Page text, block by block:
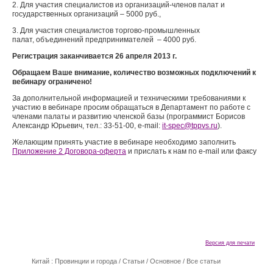
2. Для участия специалистов из организаций-членов палат и
государственных организаций – 5000 руб.,
3. Для участия специалистов торгово-промышленных
палат, объединений предпринимателей – 4000 руб.
Регистрация заканчивается 26 апреля 2013 г.
Обращаем Ваше внимание, количество возможных подключений к
вебинару ограничено!
За дополнительной информацией и техническими требованиями к
участию в вебинаре просим обращаться в Департамент по работе с
членами палаты и развитию членской базы (программист Борисов
Александр Юрьевич, тел.: 33-51-00, e-mail: it-spec@tppvs.ru).
Желающим принять участие в вебинаре необходимо заполнить
Приложение 2 Договора-оферта и прислать к нам по e-mail или факсу
Версия для печати
Китай : Провинции и города / Статьи / Основное / Все статьи